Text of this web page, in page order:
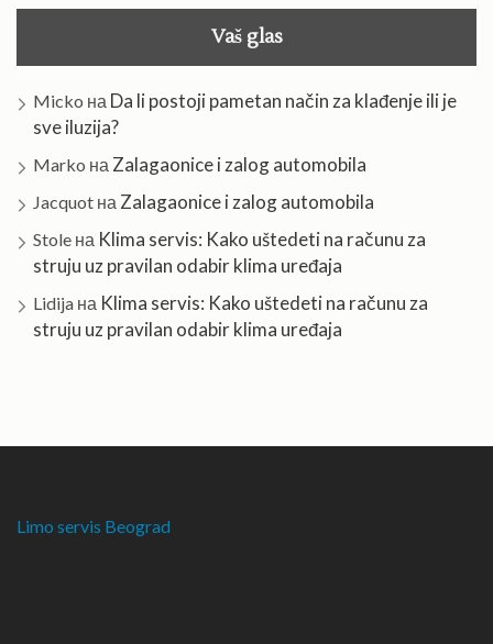
Vaš glas
Micko на Da li postoji pametan način za klađenje ili je
sve iluzija?
Marko на Zalagaonice i zalog automobila
Jacquot на Zalagaonice i zalog automobila
Stole на Klima servis: Kako uštedeti na računu za
struju uz pravilan odabir klima uređaja
Lidija на Klima servis: Kako uštedeti na računu za
struju uz pravilan odabir klima uređaja
Limo servis Beograd